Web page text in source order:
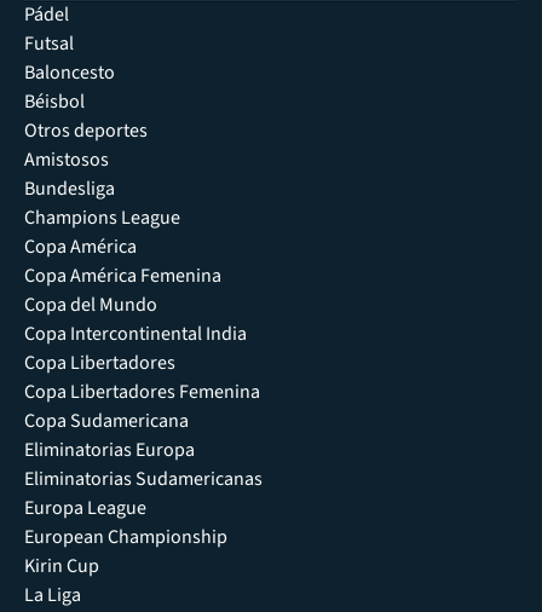
Pádel
Futsal
Baloncesto
Béisbol
Otros deportes
Amistosos
Bundesliga
Champions League
Copa América
Copa América Femenina
Copa del Mundo
Copa Intercontinental India
Copa Libertadores
Copa Libertadores Femenina
Copa Sudamericana
Eliminatorias Europa
Eliminatorias Sudamericanas
Europa League
European Championship
Kirin Cup
La Liga